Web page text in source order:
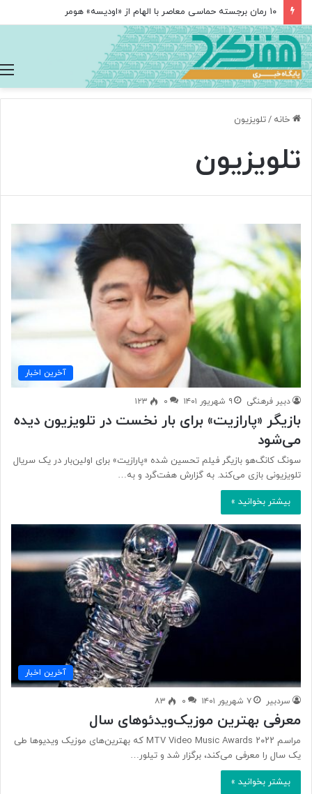
مغز متفکر گوگل از سمت خود کناره‌گیری کرد
خانه /تلویزیون
تلویزیون
آخرین اخبار
دبیر فرهنگی ۹ شهریور ۱۴۰۱ ۰ ۱۲۳
بازیگر «پارازیت» برای بار نخست در تلویزیون دیده
می‌شود
سونگ کانگ‌هو بازیگر فیلم تحسین شده «پارازیت» برای اولین‌بار در یک سریال
تلویزیونی بازی می‌کند. به گزارش هفت‌گرد و به…
بیشتر بخوانید »
آخرین اخبار
سردبیر ۷ شهریور ۱۴۰۱ ۰ ۸۳
معرفی بهترین موزیک‌ویدئوهای سال
مراسم ۲۰۲۲ MTV Video Music Awards که بهترین‌های موزیک ویدیوها طی
یک سال را معرفی می‌کند، برگزار شد و تیلور…
بیشتر بخوانید »